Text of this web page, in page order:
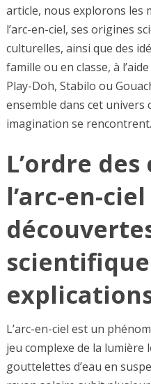
article, nous explorons les
l’arc-en-ciel, ses origines
culturelles, ainsi que des
famille ou en classe, à
Play-Doh, Stabilo ou
ensemble dans cet univers
imagination se rencontrent.
L’ordre
l’arc-en-ciel
L’arc-en-ciel est un
jeu complexe de la lumière
gouttelettes d’eau en